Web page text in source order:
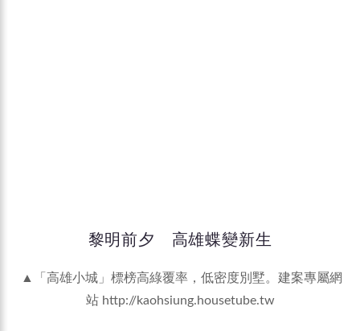
黎明前夕 高雄蝶變新生
▲「高雄小城」標榜高綠覆率，低密度別墅。建案專屬網
站 http://kaohsiung.housetube.tw